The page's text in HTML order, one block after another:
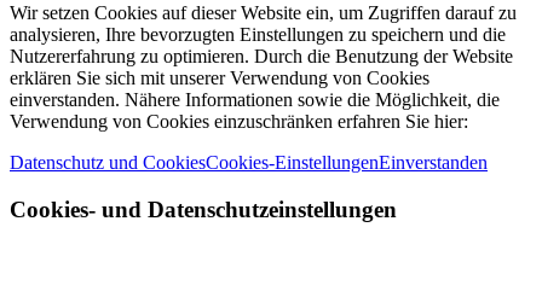
Wir setzen Cookies auf dieser Website ein, um Zugriffen darauf zu
analysieren, Ihre bevorzugten Einstellungen zu speichern und die
Nutzererfahrung zu optimieren. Durch die Benutzung der Website
erklären Sie sich mit unserer Verwendung von Cookies
einverstanden. Nähere Informationen sowie die Möglichkeit, die
Verwendung von Cookies einzuschränken erfahren Sie hier:
Datenschutz und CookiesCookies-EinstellungenEinverstanden
Cookies- und Datenschutzeinstellungen